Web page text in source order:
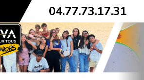
04.77.73.17.31